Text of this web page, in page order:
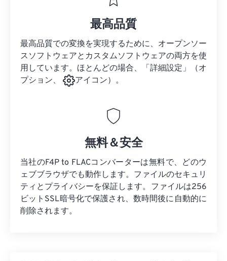
最高品質
最高品質での変換を実現するために、オープンソー
スソフトウェアとカスタムソフトウェアの両方を使
用しています。ほとんどの場合、「詳細設定」（オ
プション、
アイコン）。
無料＆安全
当社のF4P to FLACコンバーターは無料で、どのウ
ェブブラウザでも動作します。ファイルのセキュリ
ティとプライバシーを保証します。ファイルは256
ビットSSL暗号化で保護され、数時間後に自動的に
削除されます。